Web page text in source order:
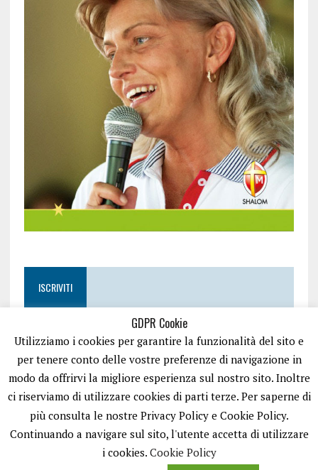
ISCRIVITI
GDPR Cookie
Utilizziamo i cookies per garantire la funzionalità del sito e
per tenere conto delle vostre preferenze di navigazione in
modo da offrirvi la migliore esperienza sul nostro sito. Inoltre
ci riserviamo di utilizzare cookies di parti terze. Per saperne di
più consulta le nostre Privacy Policy e Cookie Policy.
Continuando a navigare sul sito, l'utente accetta di utilizzare
i cookies. Cookie Policy